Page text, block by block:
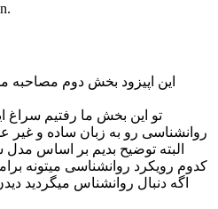
این اپیزود بخش دوم مصاحبه
تو این بخش ما رفتیم سراغ
روانشناسی رو به زبان ساده و غیر
البته توضیح بدیم بر اساس
کدوم رویکرد روانشناسی میتونه
اگه دنبال روانشناس میگردید